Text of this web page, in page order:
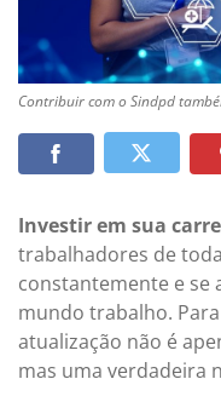
Contribuir com o Sindpd
Investir em sua
trabalhadores de
constantemente e se
mundo trabalho.
atualização não é
mas uma verdadeira